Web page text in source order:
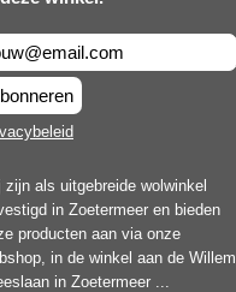
zijn als uitgebreide wolwinkel
in Zoetermeer en bieden
producten aan via onze
in de winkel aan de Willem
in Zoetermeer ...